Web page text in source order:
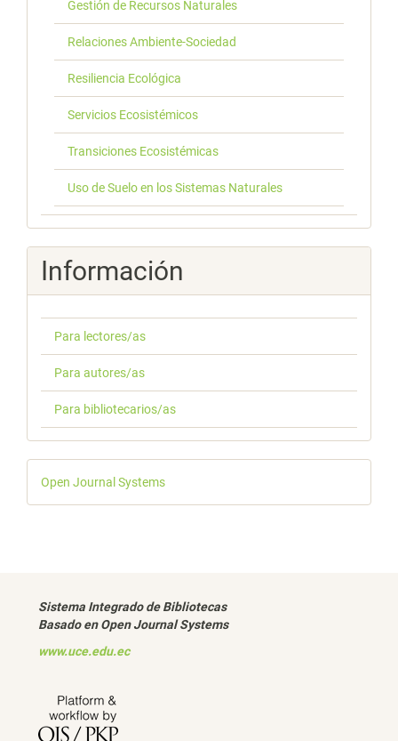
Gestión de Recursos Naturales
Relaciones Ambiente-Sociedad
Resiliencia Ecológica
Servicios Ecosistémicos
Transiciones Ecosistémicas
Uso de Suelo en los Sistemas Naturales
Información
Para lectores/as
Para autores/as
Para bibliotecarios/as
Desarrollado
por
Open Journal Systems
Sistema Integrado de Bibliotecas
Basado en Open Journal Systems
www.uce.edu.ec